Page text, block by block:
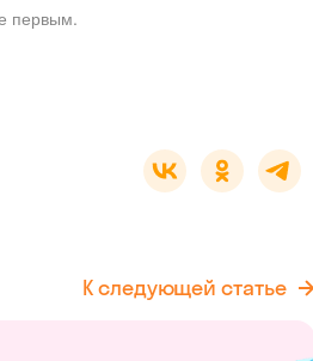
первым.
К следующей статье